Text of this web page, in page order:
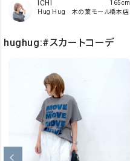
ICHI
Hug Hug 木の葉モール橋本店
165cm
hughug:#スカートコーデ